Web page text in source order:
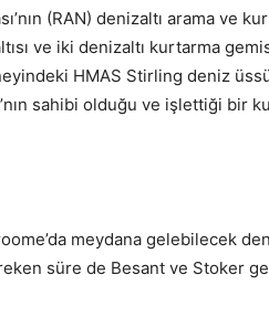
(RAN) denizaltı arama ve
ve iki denizaltı kurtarma
HMAS Stirling deniz
sahibi olduğu ve işlettiği bir
meydana gelebilecek
süre de Besant ve Stoker